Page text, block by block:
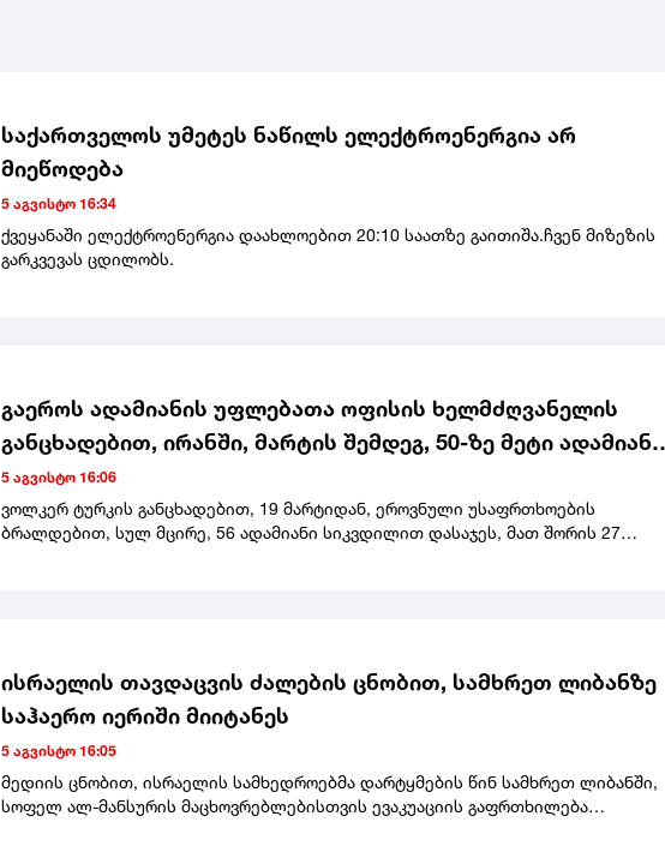
საქართველოს უმეტეს ნაწილს ელექტროენერგია არ
მიეწოდება
5 აგვისტო 16:34
ქვეყანაში ელექტროენერგია დაახლოებით 20:10 საათზე გაითიშა.ჩვენ მიზეზის
გარკვევას ცდილობს.
გაეროს ადამიანის უფლებათა ოფისის ხელმძღვანელის
განცხადებით, ირანში, მარტის შემდეგ, 50-ზე მეტი ადამიანი
დასაჯეს სიკვდილით
5 აგვისტო 16:06
ვოლკერ ტურკის განცხადებით, 19 მარტიდან, ეროვნული უსაფრთხოების
ბრალდებით, სულ მცირე, 56 ადამიანი სიკვდილით დასაჯეს, მათ შორის 27
ისრაელის თავდაცვის ძალების ცნობით, სამხრეთ ლიბანზე
საჰაერო იერიში მიიტანეს
5 აგვისტო 16:05
მედიის ცნობით, ისრაელის სამხედროებმა დარტყმების წინ სამხრეთ ლიბანში,
სოფელ ალ-მანსურის მაცხოვრებლებისთვის ევაკუაციის გაფრთხილება